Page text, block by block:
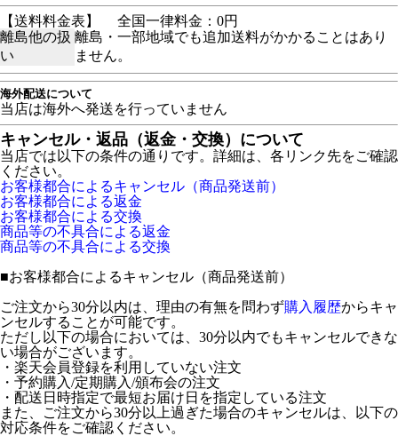
【送料料金表】
全国一律料金：0円
離島他の扱
い
離島・一部地域でも追加送料がかかることはあり
ません。
海外配送について
当店は海外へ発送を行っていません
キャンセル・返品（返金・交換）について
当店では以下の条件の通りです。詳細は、各リンク先をご確認
ください。
お客様都合によるキャンセル（商品発送前）
お客様都合による返金
お客様都合による交換
商品等の不具合による返金
商品等の不具合による交換
■お客様都合によるキャンセル（商品発送前）
ご注文から30分以内は、理由の有無を問わず購入履歴からキャ
ンセルすることが可能です。
ただし以下の場合においては、30分以内でもキャンセルできな
い場合がございます。
・楽天会員登録を利用していない注文
・予約購入/定期購入/頒布会の注文
・配送日時指定で最短お届け日を指定している注文
また、ご注文から30分以上過ぎた場合のキャンセルは、以下の
対応条件をご確認ください。